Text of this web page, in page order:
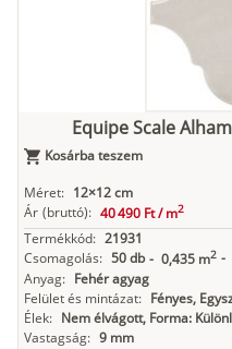
Equipe Scale
Kosárba teszem
Méret: 12×12 cm
Ár (bruttó): 40 490 Ft /m2
Termékkód: 21931
Csomagolás: 50 db - 0,435 m2 -
Anyag: Fehér agyag
Felület és mintázat: Fényes,
Élek: Nem élvágott, Forma:
Vastagság: 9 mm